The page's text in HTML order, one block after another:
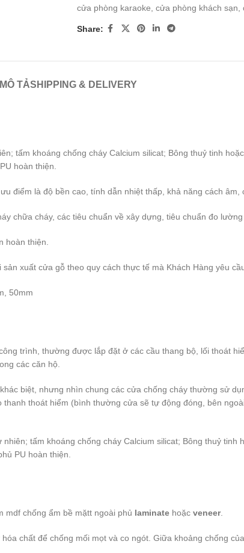
cửa phòng karaoke cửa phòng khách sạn
Share:
MÔ TẢSHIPPING & DELIVERY
tấm khoáng chống cháy Calcium silicat; Bông thuỷ tinh
hoàn thiện.
điểm là độ bền cao, tính dẫn nhiệt thấp, khả năng cách âm,
chữa cháy, các tiêu chuẩn về xây dựng, tiêu chuẩn đo
hoàn thiện.
xuất cửa gỗ theo quy cách thực tế mà Khách Hàng yêu
50mm
trình, thường được lắp đặt ở các cầu thang bộ, lối thoát
các căn hộ.
biệt, nhưng nhìn chung các cửa chống cháy thường sử
thoát hiểm (bình thường cửa sẽ tự động đóng, bên
tấm khoáng chống cháy Calcium silicat; Bông thuỷ tinh
PU hoàn thiện.
mdf chống ẩm bề mặtt ngoài phủ laminate hoặc veneer.
chất để chống mối mọt và co ngót. Giữa khoảng chống